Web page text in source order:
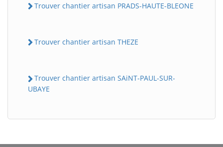
Trouver chantier artisan PRADS-HAUTE-BLEONE
Trouver chantier artisan THEZE
Trouver chantier artisan SAiNT-PAUL-SUR-
UBAYE
BatiWebPro